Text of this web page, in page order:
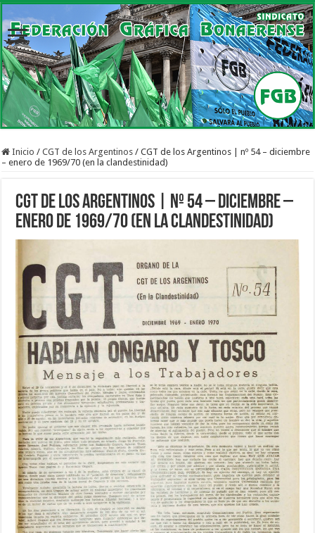
Inicio / CGT de los Argentinos / CGT de los Argentinos | nº 54 – diciembre
– enero de 1969/70 (en la clandestinidad)
CGT de los Argentinos | nº 54 – diciembre –
enero de 1969/70 (en la clandestinidad)